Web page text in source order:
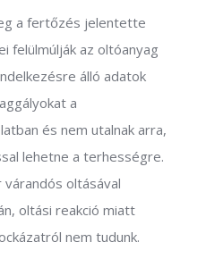
a fertőzés jelentette
felülmúlják az oltóanyag
álló adatok
a
és nem utalnak arra,
lehetne a terhességre.
oltásával
oltási reakció miatt
nem tudunk.